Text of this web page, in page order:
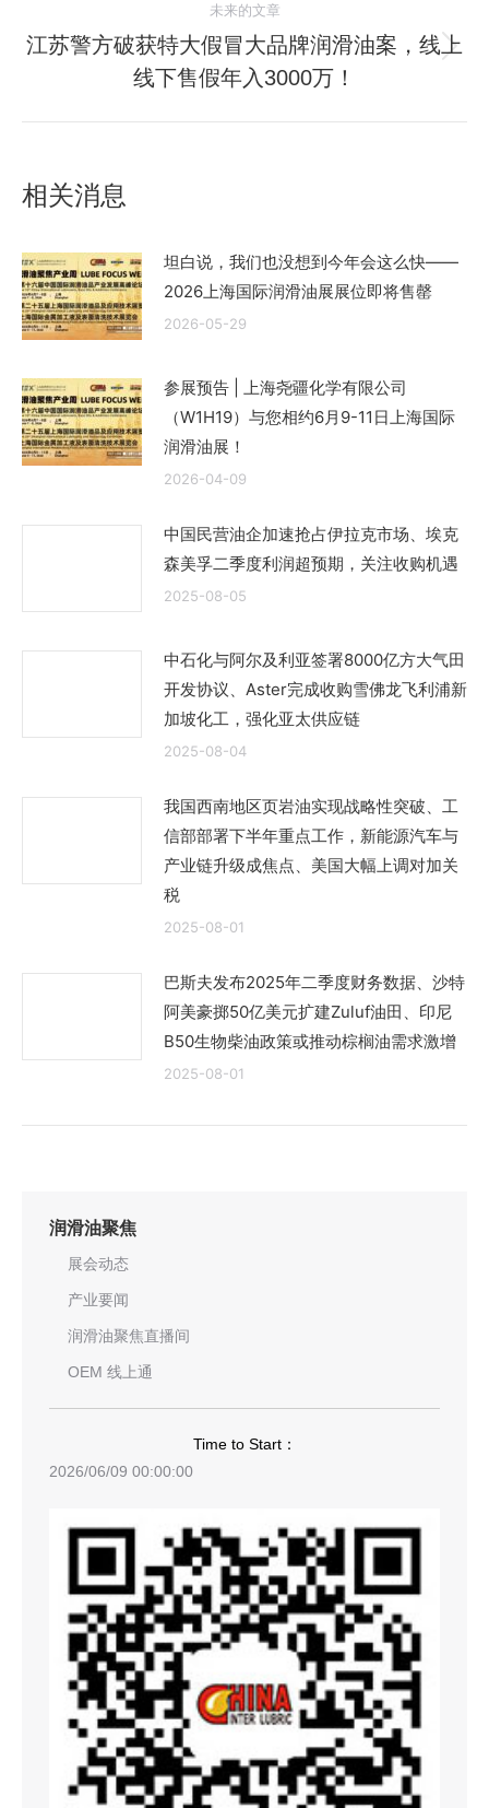
航
的
文
章：
未来的文章
未
来
的
江苏警方破获特大假冒大品牌润滑油案，线上
线下售假年入3000万！
相关消息
坦白说，我们也没想到今年会这么快——
2026上海国际润滑油展展位即将售罄
2026-05-29
参展预告 | 上海尧疆化学有限公司
（W1H19）与您相约6月9-11日上海国际
润滑油展！
2026-04-09
中国民营油企加速抢占伊拉克市场、埃克
森美孚二季度利润超预期，关注收购机遇
2025-08-05
中石化与阿尔及利亚签署8000亿方大气田
开发协议、Aster完成收购雪佛龙飞利浦新
加坡化工，强化亚太供应链
2025-08-04
我国西南地区页岩油实现战略性突破、工
信部部署下半年重点工作，新能源汽车与
产业链升级成焦点、美国大幅上调对加关
税
2025-08-01
巴斯夫发布2025年二季度财务数据、沙特
阿美豪掷50亿美元扩建Zuluf油田、印尼
B50生物柴油政策或推动棕榈油需求激增
2025-08-01
润滑油聚焦
展会动态
产业要闻
润滑油聚焦直播间
OEM 线上通
Time to Start：
2026/06/09 00:00:00